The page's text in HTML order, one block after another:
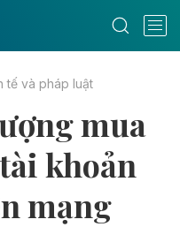
tế và pháp luật
mua
khoản
mạng